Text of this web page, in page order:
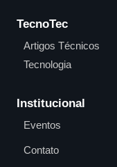
TecnoTec
Artigos Técnicos
Tecnologia
Institucional
Eventos
Contato